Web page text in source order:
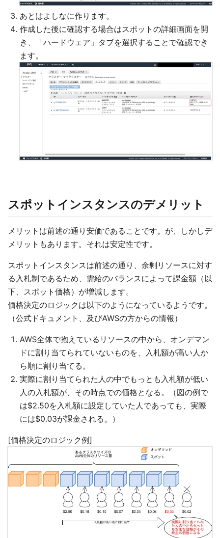
あとはよしなに作ります。
作成した後に確認する場合はスポットの詳細画面を開
き、「ハードウェア」タブを選択することで確認でき
ます。
スポットインスタンスのデメリット
メリットは前述の通り安価であることです。が、しかしデ
メリットもあります。それは安定性です。
スポットインスタンスは前述の通り、余剰リソースに対す
る入札制であるため、需給のバランスによって課金額（以
下、スポット価格）が増減します。
価格決定のロジックは以下のようになっているようです。
（公式ドキュメント、及びAWSの方からの情報）
AWS全体で抱えているリソースの中から、オンデマン
ドに割り当てられていないものを、入札額が高い人か
ら順に割り当てる。
実際に割り当てられた人の中でもっとも入札額が低い
人の入札額が、その時点での価格となる。（図の例で
は$2.50を入札額に設定していた人であっても、実際
には$0.03が課金される。）
[価格決定のロジック例]